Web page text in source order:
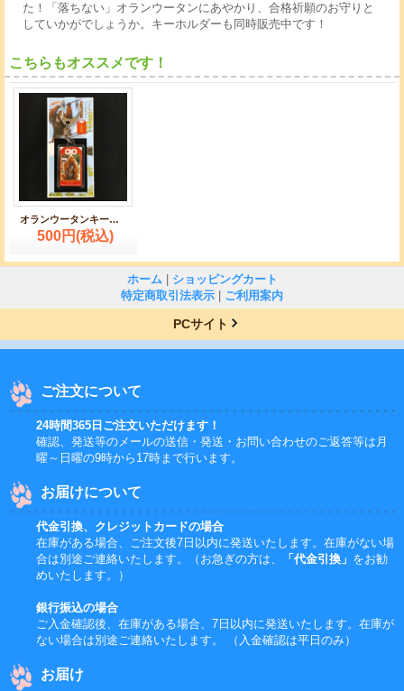
た！「落ちない」オランウータンにあやかり、合格祈願のお守りと
していかがでしょうか。キーホルダーも同時販売中です！
こちらもオススメです！
オランウータンキーホルダー
500円(税込)
ホーム
ショッピングカート
特定商取引法表示
ご利用案内
PCサイト
ご注文について
24時間365日ご注文いただけます！
確認、発送等のメールの送信・発送・お問い合わせのご返答等は月
曜～日曜の9時から17時まで行います。
お届けについて
代金引換、クレジットカードの場合
在庫がある場合、ご注文後7日以内に発送いたします。在庫がない場
合は別途ご連絡いたします。（お急ぎの方は、
「代金引換」 をお勧
めいたします。）
銀行振込の場合
ご入金確認後、在庫がある場合、7日以内に発送いたします。在庫が
ない場合は別途ご連絡いたします。 （入金確認は平日のみ）
お届け